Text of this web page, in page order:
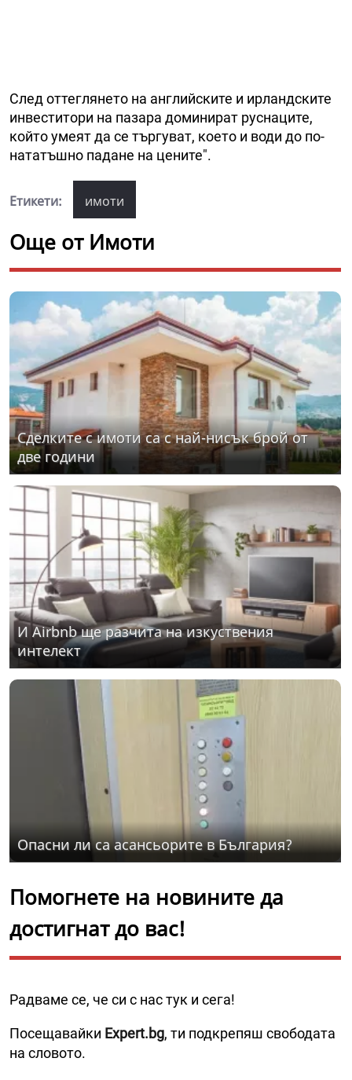
След оттеглянето на английските и ирландските
инвеститори на пазара доминират руснаците,
който умеят да се търгуват, което и води до по-
нататъшно падане на цените".
Етикети: имоти
Още от Имоти
Сделките с имоти са с най-нисък брой от
две години
И Airbnb ще разчита на изкуствения
интелект
Опасни ли са асансьорите в България?
Помогнете на новините да
достигнат до вас!
Радваме се, че си с нас тук и сега!
Посещавайки Expert.bg, ти подкрепяш свободата
на словото.